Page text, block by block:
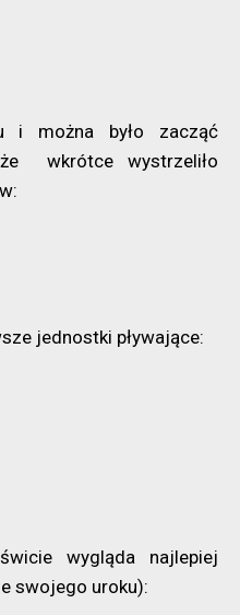
i można było zacząć
wkrótce wystrzeliło
jednostki pływające:
wygląda najlepiej
swojego uroku):